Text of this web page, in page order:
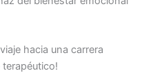
hacia una carrera